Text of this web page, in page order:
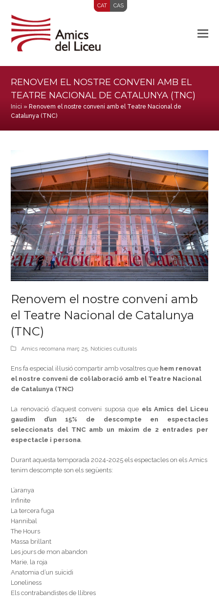
CAT CAS
RENOVEM EL NOSTRE CONVENI AMB EL
TEATRE NACIONAL DE CATALUNYA (TNC)
Inici » Renovem el nostre conveni amb el Teatre Nacional de
Catalunya (TNC)
Renovem el nostre conveni amb
el Teatre Nacional de Catalunya
(TNC)
Amics recomana març 25, Notícies culturals
Ens fa especial il·lusió compartir amb vosaltres que hem renovat
el nostre conveni de col·laboració amb el Teatre Nacional
de Catalunya (TNC)
La renovació d’aquest conveni suposa que els Amics del Liceu
gaudim d’un 15% de descompte en espectacles
seleccionats del TNC amb un màxim de 2 entrades per
espectacle i persona.
Durant aquesta temporada 2024-2025 els espectacles on els Amics
tenim descompte son els següents:
L’aranya
Infinite
La tercera fuga
Hannibal
The Hours
Massa brillant
Les jours de mon abandon
Marie, la roja
Anatomia d’un suïcidi
Loneliness
Els contrabandistes de llibres